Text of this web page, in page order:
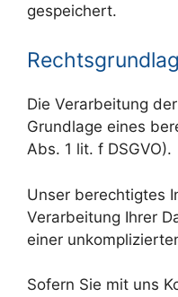
gespeichert.
Die Verarbeitung
Grundlage eines
Abs. 1 lit. f DSGVO).
Unser berechtigtes
Verarbeitung Ihrer
einer
Sofern Sie mit uns